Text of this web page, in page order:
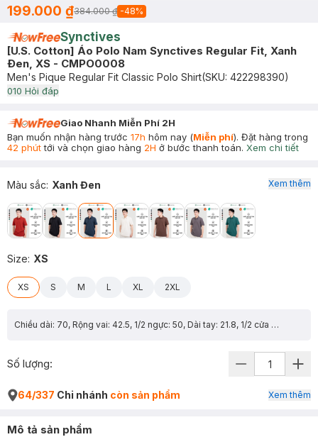
199.000 ₫384.000 ₫ -48%
Synctives
[U.S. Cotton] Áo Polo Nam Synctives Regular Fit, Xanh
Ðen, XS - CMPO0008
Men's Pique Regular Fit Classic Polo Shirt(SKU: 422298390)
010 Hỏi đáp
Giao Nhanh Miễn Phí 2H
Bạn muốn nhận hàng trước 17h hôm nay (Miễn phí). Đặt hàng trong
42 phúttới và chọn giao hàng 2H ở bước thanh toán. Xem chi tiết
Màu sắc: Xanh Đen
Size: XS
XS S M L XL 2XL
Chiều dài: 70, Rộng vai: 42.5, 1/2 ngực: 50, Dài tay: 21.8, 1/2 cửa tay: 15.3
Xem thêm
Số lượng:
64/337 Chi nhánh còn sản phẩm Xem thêm
Mô tả sản phẩm